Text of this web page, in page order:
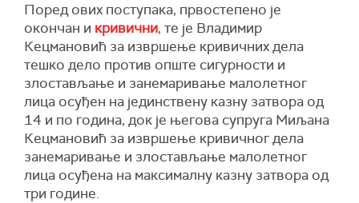
Поред ових поступака, првостепено је
окончан и кривични, те је Владимир
Кецмановић за извршење кривичних дела
тешко дело против опште сигурности и
злостављање и занемаривање малолетног
лица осуђен на јединствену казну затвора од
14 и по година, док је његова супруга Миљана
Кецмановић за извршење кривичног дела
занемаривање и злостављање малолетног
лица осуђена на максималну казну затвора од
три године.